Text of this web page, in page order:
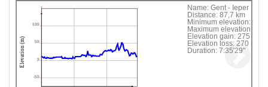
-50
0
50
100
Elevation (m)
Name: Gent - Ieper
Distance: 87,7 km
Minimum elevation:
Maximum elevation:
Elevation gain: 275 m
Elevation loss: 270 m
Duration: 7:35'29"
Click following button or element on the map to
see information about it.